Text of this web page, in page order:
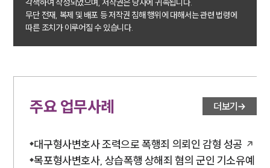
소식/자료
언론보도
뉴스레터/브로슈어
대륜법률상담예약
각색하여 작성되었으며, 저작권은 당사에 귀속됩니다.
무단 전재, 복제 및 배포 등 저작권 침해 행위에 대해서는 관련 법령에
따른 조치가 이루어질 수 있습니다.
주요 업무사례 더보기
대구형사변호사 조력으로 폭행죄 의뢰인 감형 성공
목포형사변호사, 상습폭행 상해죄 혐의 군인 기소유예